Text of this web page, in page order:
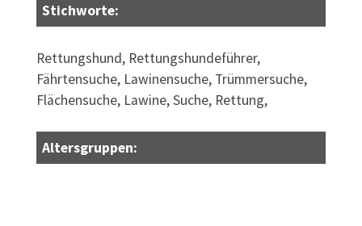
Stichworte:
Rettungshund, Rettungshundeführer,
Fährtensuche, Lawinensuche, Trümmersuche,
Flächensuche, Lawine, Suche, Rettung,
Altersgruppen: